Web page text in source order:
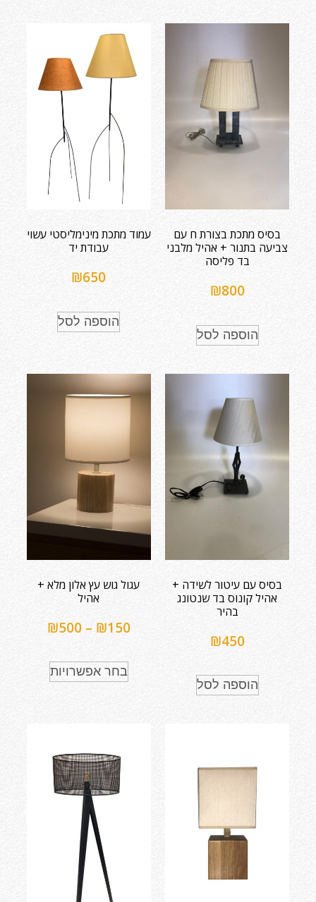
בסיס מתכת בצורת ח עם
צביעה בתנור + אהיל מלבני
בד פליסה
₪800
הוספה לסל
עמוד מתכת מינימליסטי עשוי
עבודת יד
₪650
הוספה לסל
בסיס עם עיטור לשידה +
אהיל קונוס בד שנטונג
בהיר
₪450
הוספה לסל
עגול גוש עץ אלון מלא +
אהיל
₪150
–
₪500
בחר אפשרויות